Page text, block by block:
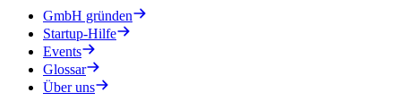
GmbH gründen
Startup-Hilfe
Events
Glossar
Über uns